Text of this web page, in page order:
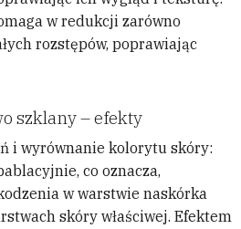
w redukcji zarówno
rozstępów, poprawiając
szklany – efekty
i wyrównanie kolorytu skóry:
co oznacza,
w warstwie naskórka
skóry właściwej. Efektem